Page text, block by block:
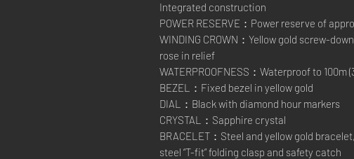
Integrated construction
POWER RESERVE：Power reserve of
WINDING CROWN：Yellow gold screw-
rose in relief
WATERPROOFNESS：Waterproof to 100m
BEZEL：Fixed bezel in yellow gold
DIAL：Black with diamond hour markers
CRYSTAL：Sapphire crystal
BRACELET：Steel and yellow gold
steel “T-fit” folding clasp and safety catch